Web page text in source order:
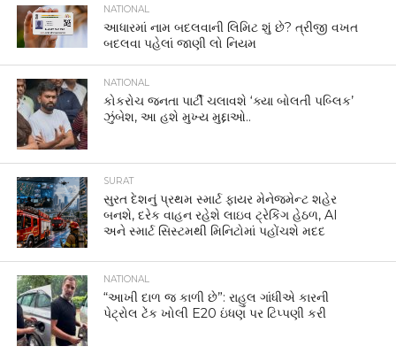
NATIONAL
આધારમાં નામ બદલવાની લિમિટ શું છે? ત્રીજી વખત
બદલવા પહેલાં જાણી લો નિયમ
NATIONAL
કોકરોચ જનતા પાર્ટી ચલાવશે ‘ક્યા બોલતી પબ્લિક’
ઝુંબેશ, આ હશે મુખ્ય મુદ્દાઓ..
SURAT
સુરત દેશનું પ્રથમ સ્માર્ટ ફાયર મેનેજમેન્ટ શહેર
બનશે, દરેક વાહન રહેશે લાઇવ ટ્રેકિંગ હેઠળ, AI
અને સ્માર્ટ સિસ્ટમથી મિનિટોમાં પહોંચશે મદદ
NATIONAL
“આખી દાળ જ કાળી છે”: રાહુલ ગાંધીએ કારની
પેટ્રોલ ટેંક ખોલી E20 ઇંધણ પર ટિપ્પણી કરી